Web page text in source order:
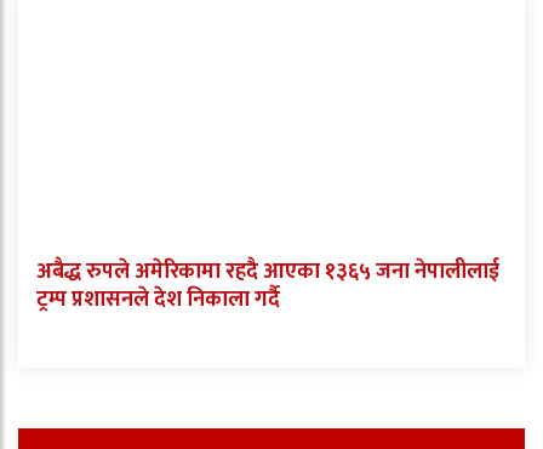
अबैद्ध रुपले अमेरिकामा रहदै आएका १३६५ जना नेपालीलाई
ट्रम्प प्रशासनले देश निकाला गर्दै